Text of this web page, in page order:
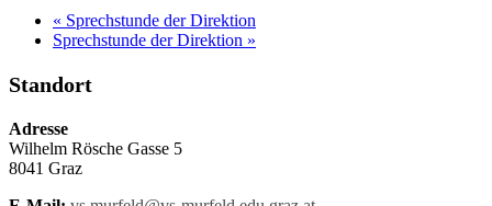
« Sprechstunde der Direktion
Sprechstunde der Direktion »
Standort
Adresse
Wilhelm Rösche Gasse 5
8041 Graz